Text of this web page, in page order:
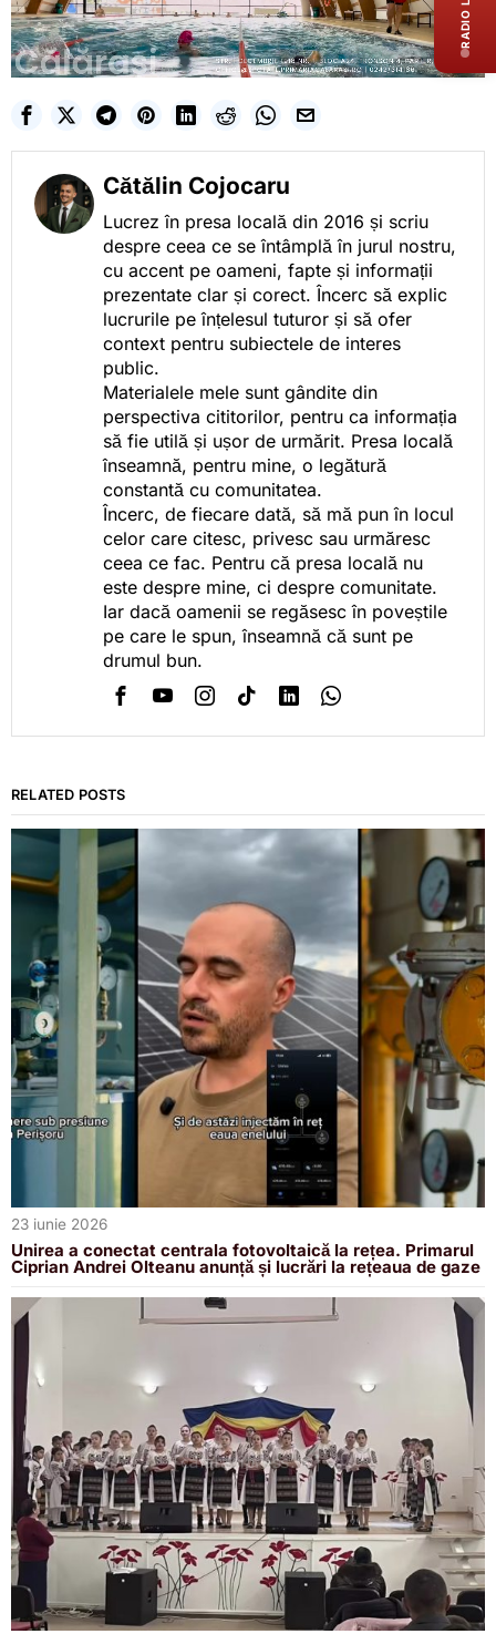
Cătălin Cojocaru
Lucrez în presa locală din 2016 și scriu
despre ceea ce se întâmplă în jurul nostru,
cu accent pe oameni, fapte și informații
prezentate clar și corect. Încerc să explic
lucrurile pe înțelesul tuturor și să ofer
context pentru subiectele de interes
public.
Materialele mele sunt gândite din
perspectiva cititorilor, pentru ca informația
să fie utilă și ușor de urmărit. Presa locală
înseamnă, pentru mine, o legătură
constantă cu comunitatea.
Încerc, de fiecare dată, să mă pun în locul
celor care citesc, privesc sau urmăresc
ceea ce fac. Pentru că presa locală nu
este despre mine, ci despre comunitate.
Iar dacă oamenii se regăsesc în poveștile
pe care le spun, înseamnă că sunt pe
drumul bun.
RELATED POSTS
23 iunie 2026
Unirea a conectat centrala fotovoltaică la rețea. Primarul
Ciprian Andrei Olteanu anunță și lucrări la rețeaua de gaze